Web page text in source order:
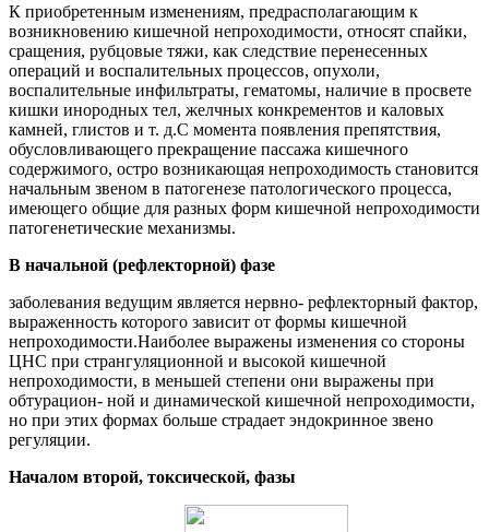
К приобретенным изменениям, предрасполагающим к
возникновению кишечной непроходимости, относят спайки,
сращения, рубцовые тяжи, как следствие перенесенных
операций и воспалительных процессов, опухоли,
воспалительные инфильтраты, гематомы, наличие в просвете
кишки инородных тел, желчных конкрементов и каловых
камней, глистов и т. д.С момента появления препятствия,
обусловливающего прекращение пассажа кишечного
содержимого, остро возникающая непроходимость становится
начальным звеном в патогенезе патологического процесса,
имеющего общие для разных форм кишечной непроходимости
патогенетические механизмы.
В начальной (рефлекторной) фазе
заболевания ведущим является нервно- рефлекторный фактор,
выраженность которого зависит от формы кишечной
непроходимости.Наиболее выражены изменения со стороны
ЦНС при странгуляционной и высокой кишечной
непроходимости, в меньшей степени они выражены при
обтурацион- ной и динамической кишечной непроходимости,
но при этих формах больше страдает эндокринное звено
регуляции.
Началом второй, токсической, фазы